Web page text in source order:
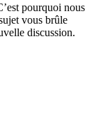
pourquoi nous
vous brûle
discussion.